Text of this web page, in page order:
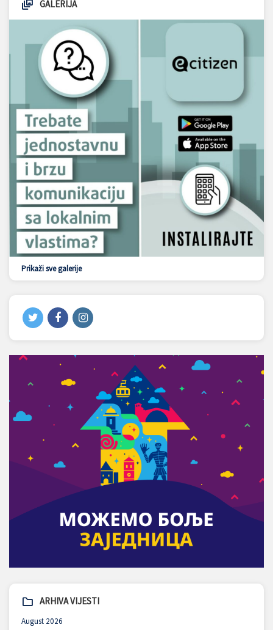
GALERIJA
Prikaži sve galerije
ARHIVA VIJESTI
August 2026